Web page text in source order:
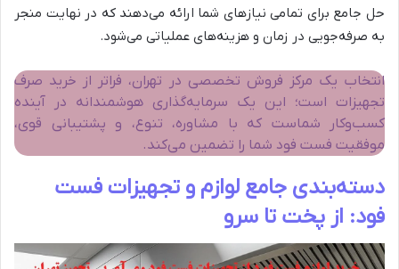
حل جامع برای تمامی نیازهای شما ارائه می‌دهند که در نهایت منجر
به صرفه‌جویی در زمان و هزینه‌های عملیاتی می‌شود.
انتخاب یک مرکز فروش تخصصی در تهران، فراتر از خرید صرف
تجهیزات است؛ این یک سرمایه‌گذاری هوشمندانه در آینده
کسب‌وکار شماست که با مشاوره، تنوع، و پشتیبانی قوی،
موفقیت فست فود شما را تضمین می‌کند.
دسته‌بندی جامع لوازم و تجهیزات فست
فود: از پخت تا سرو